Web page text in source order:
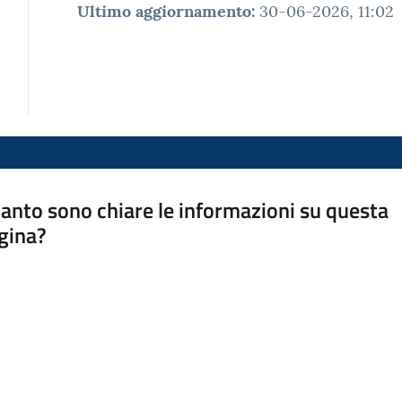
Ultimo aggiornamento: 30-06-2026, 11:02
sono chiare le informazioni su questa